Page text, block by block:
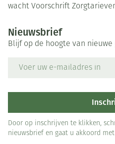
wacht Voorschrift
Nieuwsbrief
Blijf op de hoogte van
Door op inschrijven te klikken,
nieuwsbrief en gaat u akkoord